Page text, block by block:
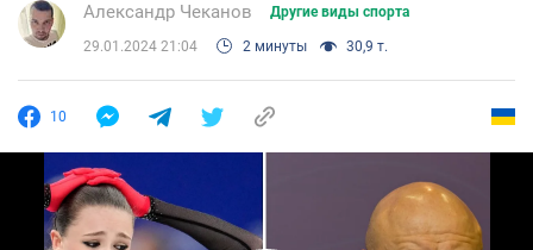
Александр Чеканов Другие виды спорта
29.01.2024 21:04 2 минуты 30,9 т.
10